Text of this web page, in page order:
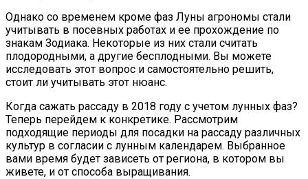
Однако со временем кроме фаз Луны агрономы стали
учитывать в посевных работах и ее прохождение по
знакам Зодиака. Некоторые из них стали считать
плодородными, а другие бесплодными. Вы можете
исследовать этот вопрос и самостоятельно решить,
стоит ли учитывать этот нюанс.
Когда сажать рассаду в 2018 году с учетом лунных фаз?
Теперь перейдем к конкретике. Рассмотрим
подходящие периоды для посадки на рассаду различных
культур в согласии с лунным календарем. Выбранное
вами время будет зависеть от региона, в котором вы
живете, и от способа выращивания.